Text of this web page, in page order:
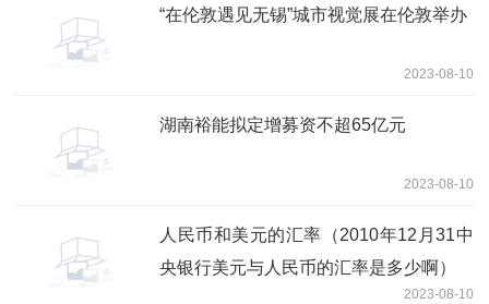
“在伦敦遇见无锡”城市视觉展在伦敦举办
2023-08-10
湖南裕能拟定增募资不超65亿元
2023-08-10
人民币和美元的汇率（2010年12月31中
央银行美元与人民币的汇率是多少啊）
2023-08-10